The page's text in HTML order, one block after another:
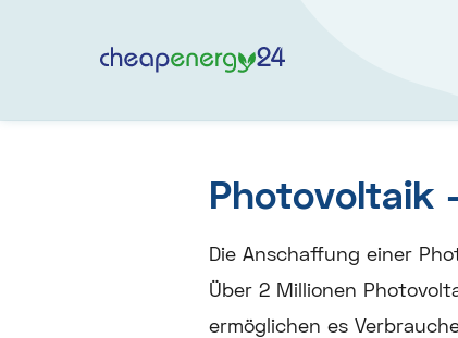
Photovoltaik
Die Anschaffung einer
Über 2 Millionen
ermöglichen es